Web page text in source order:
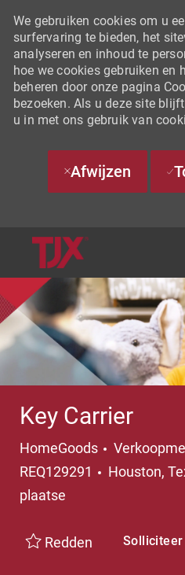
We gebruiken cookies om u
surfervaring te bieden, het
analyseren en inhoud te
hoe we cookies gebruiken en
beheren door onze pagina
bezoeken. Als u deze site
u in met ons gebruik van
Afwijzen
Key Carrier
HomeGoods Categorie
REQ129291
Plaats
Houston,
plaatse
Redden Solliciteer